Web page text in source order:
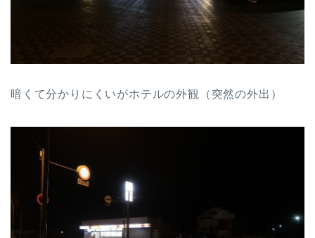
暗くて分かりにくいがホテルの外観（突然の外出）